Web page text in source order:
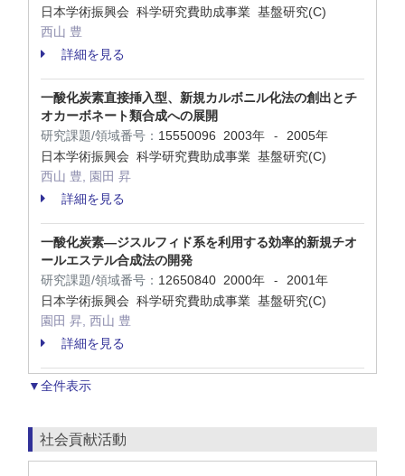
日本学術振興会 科学研究費助成事業 基盤研究(C)
西山 豊
詳細を見る
一酸化炭素直接挿入型、新規カルボニル化法の創出とチ
オカーボネート類合成への展開
研究課題/領域番号： 15550096 2003年 -
2005年
日本学術振興会 科学研究費助成事業 基盤研究(C)
西山 豊, 園田 昇
詳細を見る
一酸化炭素―ジスルフィド系を利用する効率的新規チオ
ールエステル合成法の開発
研究課題/領域番号： 12650840 2000年 -
2001年
日本学術振興会 科学研究費助成事業 基盤研究(C)
園田 昇, 西山 豊
詳細を見る
▼全件表示
社会貢献活動